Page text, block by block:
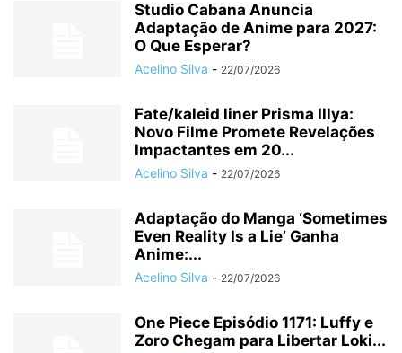
Studio Cabana Anuncia
Adaptação de Anime para 2027:
O Que Esperar?
Acelino Silva - 22/07/2026
Fate/kaleid liner Prisma Illya:
Novo Filme Promete Revelações
Impactantes em 20...
Acelino Silva - 22/07/2026
Adaptação do Manga ‘Sometimes
Even Reality Is a Lie’ Ganha
Anime:...
Acelino Silva - 22/07/2026
One Piece Episódio 1171: Luffy e
Zoro Chegam para Libertar Loki...